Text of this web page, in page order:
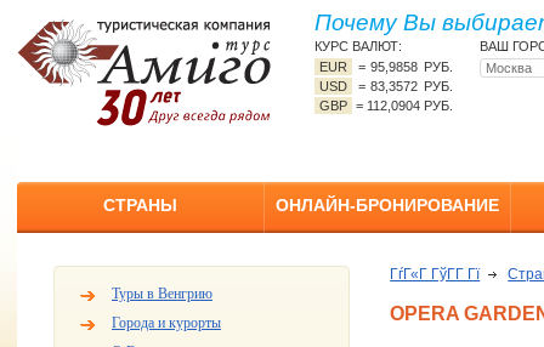
Почему Вы
КУРС ВАЛЮТ:
EUR
=95,9858 РУБ.
USD
=83,3572 РУБ.
GBP = 112,0904 РУБ.
ВАШ
СТРАНЫ ОНЛАЙН-БРОНИРОВАНИЕ
Туры в Венгрию
Города и курорты
ГѓГ«Г ГўГ­Г Гї
OPERA